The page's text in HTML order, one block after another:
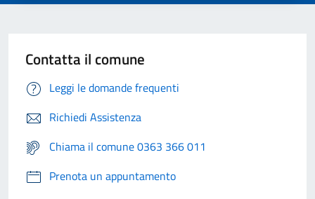
Contatta il comune
Leggi le domande frequenti
Richiedi Assistenza
Chiama il comune 0363 366 011
Prenota un appuntamento